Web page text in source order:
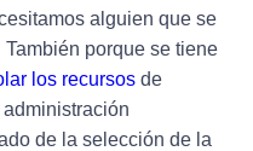
alguien que se
También porque se tiene
los recursos de
de la selección de la